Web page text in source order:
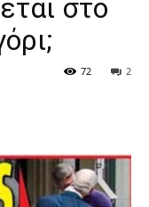
στο
2
72